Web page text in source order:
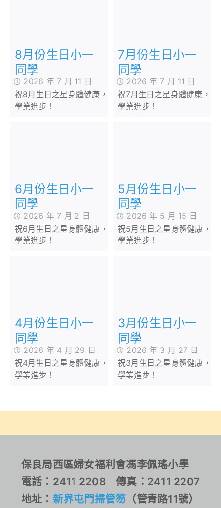
8月份生日小一
同學
2026 年 7 月 11 日
祝8月生日之星身體健康，
學業進步！
7月份生日小一
同學
2026 年 7 月 11 日
祝7月生日之星身體健康，
學業進步！
6月份生日小一
同學
2026 年 7 月 2 日
祝6月生日之星身體健康，
學業進步！
5月份生日小一
同學
2026 年 5 月 15 日
祝5月生日之星身體健康，
學業進步！
4月份生日小一
同學
2026 年 4 月 29 日
祝4月生日之星身體健康，
學業進步！
3月份生日小一
同學
2026 年 3 月 27 日
祝3月生日之星身體健康，
學業進步！
保良局西區婦女福利會馮李佩瑤小學
電話：2411 2208 傳真：2411 2207
地址： 新界屯門掃管笏 （管青路11號）